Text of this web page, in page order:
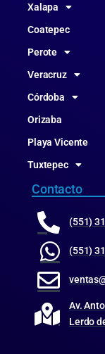
Xalapa
Coatepec
Perote
Veracruz
Córdoba
Orizaba
Playa Vicente
Tuxtepec
Contacto
(551)
(551)
Av.
Lerdo